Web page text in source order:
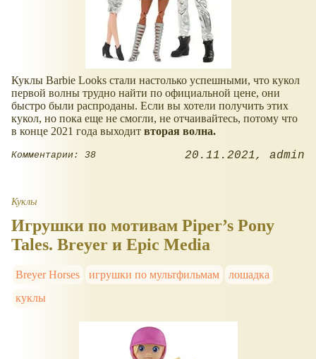
Куклы Barbie Looks стали настолько успешными, что кукол
первой волны трудно найти по официальной цене, они
быстро были распроданы. Если вы хотели получить этих
кукол, но пока еще не смогли, не отчаивайтесь, потому что
в конце 2021 года выходит вторая волна.
Комментарии: 38 20.11.2021 admin
Куклы
Игрушки по мотивам Piper’s Pony
Tales. Breyer и Epic Media
Breyer Horses игрушки по мультфильмам
лошадка
куклы